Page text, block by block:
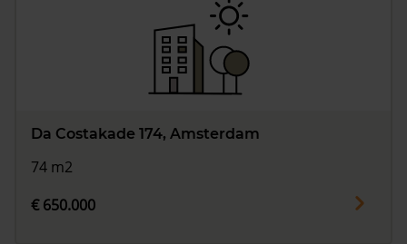
Da Costakade 174, Amsterdam
74 m2
€ 650.000